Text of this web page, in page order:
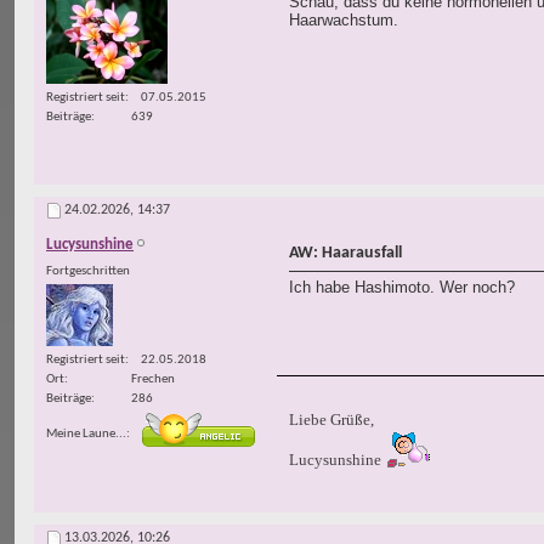
Registriert seit
07.05.2015
Beiträge
639
Haarwachstum.
24.02.2026, 14:37
Lucysunshine
Fortgeschritten
Registriert seit
22.05.2018
Ort
Frechen
Beiträge
286
Meine Laune...
AW: Haarausfall
Ich habe Hashimoto. Wer noch?
Liebe Grüße,
Lucysunshine
13.03.2026, 10:26